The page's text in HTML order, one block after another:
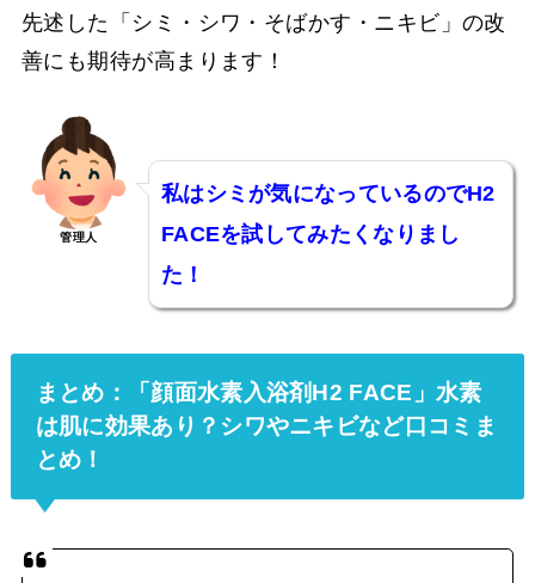
先述した「シミ・シワ・そばかす・ニキビ」の改
善にも期待が高まります！
管理人
私はシミが気になっているのでH2
FACEを試してみたくなりまし
た！
まとめ：「顔面水素入浴剤H2 FACE」水素
は肌に効果あり？シワやニキビなど口コミま
とめ！